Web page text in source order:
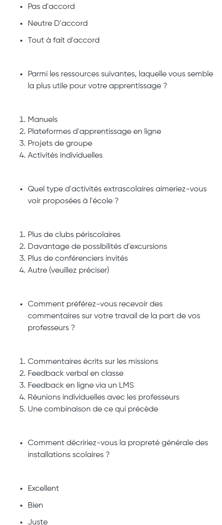
Pas d'accord
Neutre D'accord
Tout à fait d'accord
Parmi les ressources suivantes, laquelle vous semble
la plus utile pour votre apprentissage ?
Manuels
Plateformes d'apprentissage en ligne
Projets de groupe
Activités individuelles
Quel type d'activités extrascolaires aimeriez-vous
voir proposées à l'école ?
Plus de clubs périscolaires
Davantage de possibilités d'excursions
Plus de conférenciers invités
Autre (veuillez préciser)
Comment préférez-vous recevoir des
commentaires sur votre travail de la part de vos
professeurs ?
Commentaires écrits sur les missions
Feedback verbal en classe
Feedback en ligne via un LMS
Réunions individuelles avec les professeurs
Une combinaison de ce qui précède
Comment décririez-vous la propreté générale des
installations scolaires ?
Excellent
Bien
Juste